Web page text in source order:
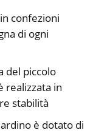
confezioni
di ogni
del piccolo
realizzata in
stabilità
è dotato di